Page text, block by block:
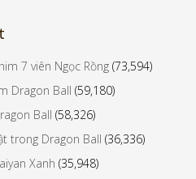
7 viên Ngọc Rồng (73,594)
Dragon Ball (59,180)
Ball (58,326)
trong Dragon Ball (36,336)
Xanh (35,948)